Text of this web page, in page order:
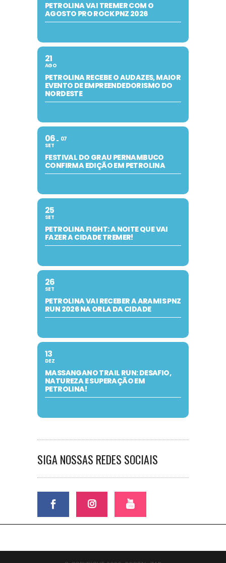
PETROLINA VAI TREMER COM O
AGOSTO PRO ROCK PNZ 2026
21
AGO
PETROLINA RECEBE O AUDAZES, MAIOR
EVENTO DE EMPREENDEDORISMO DO
NORDESTE
06
SET
07
FESTIVAL DO GRAU PERNAMBUCO
CONFIRMA EDIÇÃO EM PETROLINA
25
SET
PETROLINA FIGHT: A NOITE QUE VAI
FAZER A CIDADE TREMER!
26
SET
PETROLINA VAI RECEBER A ARAMIS PNZ
RUN 2026 NA ORLA DA CIDADE
13
DEZ
MASSANGANO TRAIL RUN: DESAFIO,
NATUREZA E SUPERAÇÃO EM
PETROLINA!
SIGA NOSSAS REDES SOCIAIS